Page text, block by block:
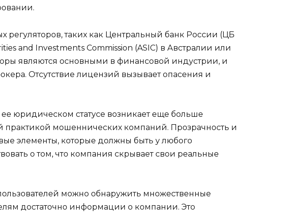
таких как Центральный банк России (ЦБ
and Investments Commission (ASIC) в Австралии или
являются основными в финансовой индустрии, и
Отсутствие лицензий вызывает опасения и
юридическом статусе возникает еще больше
практикой мошеннических компаний. Прозрачность и
элементы, которые должны быть у любого
о том, что компания скрывает свои реальные
можно обнаружить множественные
достаточно информации о компании. Это